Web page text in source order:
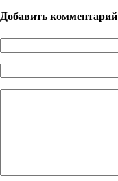
Добавить комментарий